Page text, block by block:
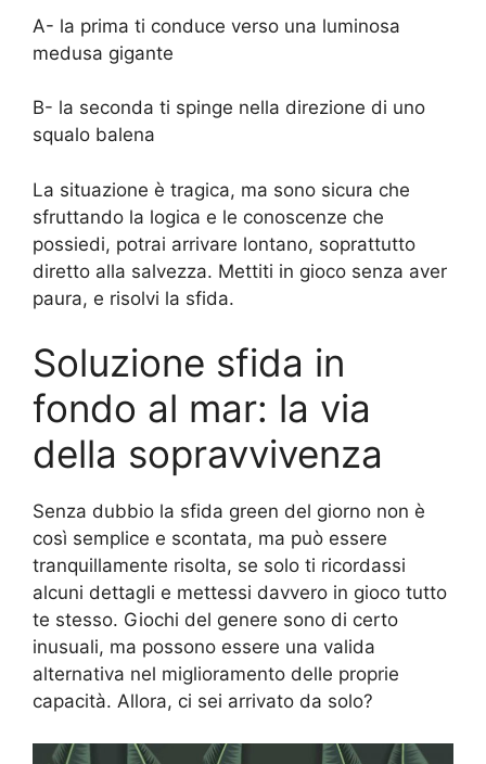
A- la prima ti conduce verso una luminosa
medusa gigante
B- la seconda ti spinge nella direzione di uno
squalo balena
La situazione è tragica, ma sono sicura che
sfruttando la logica e le conoscenze che
possiedi, potrai arrivare lontano, soprattutto
diretto alla salvezza. Mettiti in gioco senza aver
paura, e risolvi la sfida.
Soluzione sfida in
fondo al mar: la via
della sopravvivenza
Senza dubbio la sfida green del giorno non è
così semplice e scontata, ma può essere
tranquillamente risolta, se solo ti ricordassi
alcuni dettagli e mettessi davvero in gioco tutto
te stesso. Giochi del genere sono di certo
inusuali, ma possono essere una valida
alternativa nel miglioramento delle proprie
capacità. Allora, ci sei arrivato da solo?